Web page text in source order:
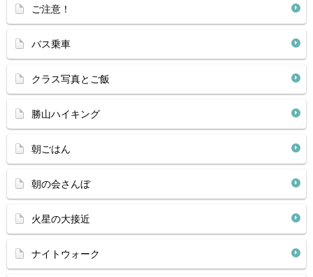
ご注意！
バス乗車
クラス写真とご飯
勝山ハイキング
朝ごはん
朝の会さんぼ
火星の大接近
ナイトウォーク